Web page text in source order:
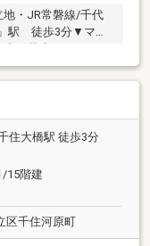
・JR常磐線/千代
駅 徒歩3分▼マン
免震構造・24時間
30分までは防災セ
飼育細則あり）▼
17階部分、南・西
好・床暖房有（リ
容（2026年8月下
ッションフロア貼
ーニング
住大橋駅 徒歩3分
/15階建
区千住河原町